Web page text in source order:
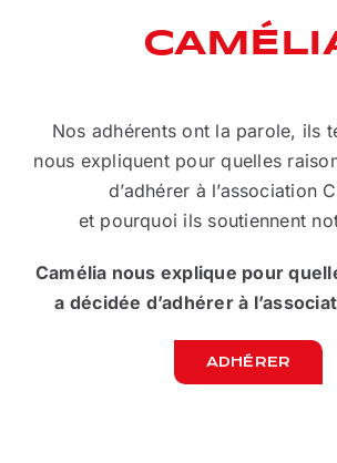
Nos adhérents ont la parole, ils
nous expliquent pour quelles
d’adhérer à l’association
et pourquoi ils soutiennent
Camélia nous explique pour
a décidée d’adhérer à
ADHÉRER